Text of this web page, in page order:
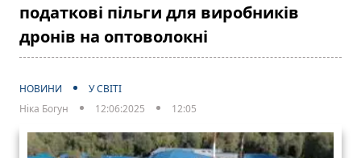
податкові пільги для виробників
дронів на оптоволокні
НОВИНИ
У СВІТІ
Ніка Богун
12:06:2025 12:05